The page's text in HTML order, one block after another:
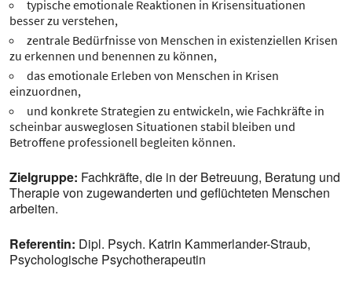
typische emotionale Reaktionen in Krisensituationen
besser zu verstehen,
zentrale Bedürfnisse von Menschen in existenziellen Krisen
zu erkennen und benennen zu können,
das emotionale Erleben von Menschen in Krisen
einzuordnen,
und konkrete Strategien zu entwickeln, wie Fachkräfte in
scheinbar ausweglosen Situationen stabil bleiben und
Betroffene professionell begleiten können.
Zielgruppe: Fachkräfte, die in der Betreuung, Beratung und
Therapie von zugewanderten und geflüchteten Menschen
arbeiten.
Referentin: Dipl. Psych. Katrin Kammerlander-Straub,
Psychologische Psychotherapeutin